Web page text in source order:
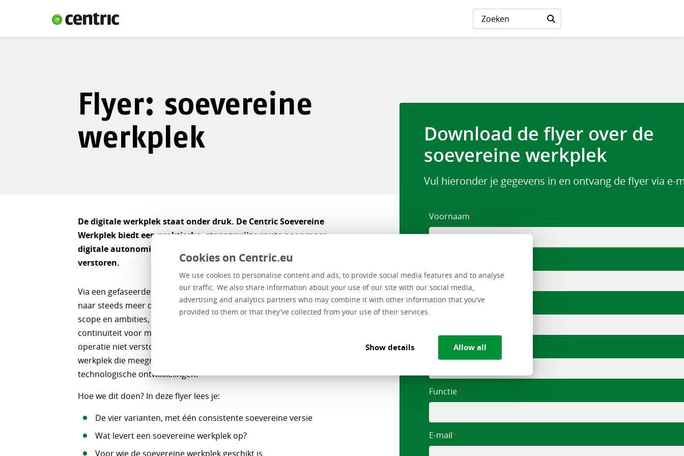
Cookies on Centric.eu
We use cookies to personalise content and ads, to provide social media features and to analyse
our traffic. We also share information about your use of our site with our social media,
advertising and analytics partners who may combine it with other information that you’ve
provided to them or that they’ve collected from your use of their services.
Show details Allow all
Flyer: soevereine
werkplek
De digitale werkplek staat onder druk. De Centric Soevereine
Werkplek biedt een praktische, stapsgewijze route naar meer
digitale autonomie. Zonder de dagelijkse werkzaamheden te
verstoren.
Via een gefaseerde aanpak groeit je organisatie van niet‑soeverein
naar steeds meer digitale autonomie. Samen bepalen we tempo,
scope en ambities, passend bij de organisatie. Daarbij staat
continuïteit voor medewerkers centraal en wordt de dagelijkse
operatie niet verstoord. Het resultaat is een toekomst vaste digitale
werkplek die meegroeit met maatschappelijke, geopolitieke en
technologische ontwikkelingen.
Hoe we dit doen? In deze flyer lees je:
De vier varianten, met één consistente soevereine versie
Wat levert een soevereine werkplek op?
Voor wie de soevereine werkplek geschikt is
Download de flyer over de
soevereine werkplek
Vul hieronder je gegevens in en ontvang de flyer via e-
Voornaam
Achternaam
Bedrijfsnaam
Functie
E-mail